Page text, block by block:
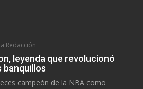
Redacción
leyenda que revolucionó
banquillos
campeón de la NBA como